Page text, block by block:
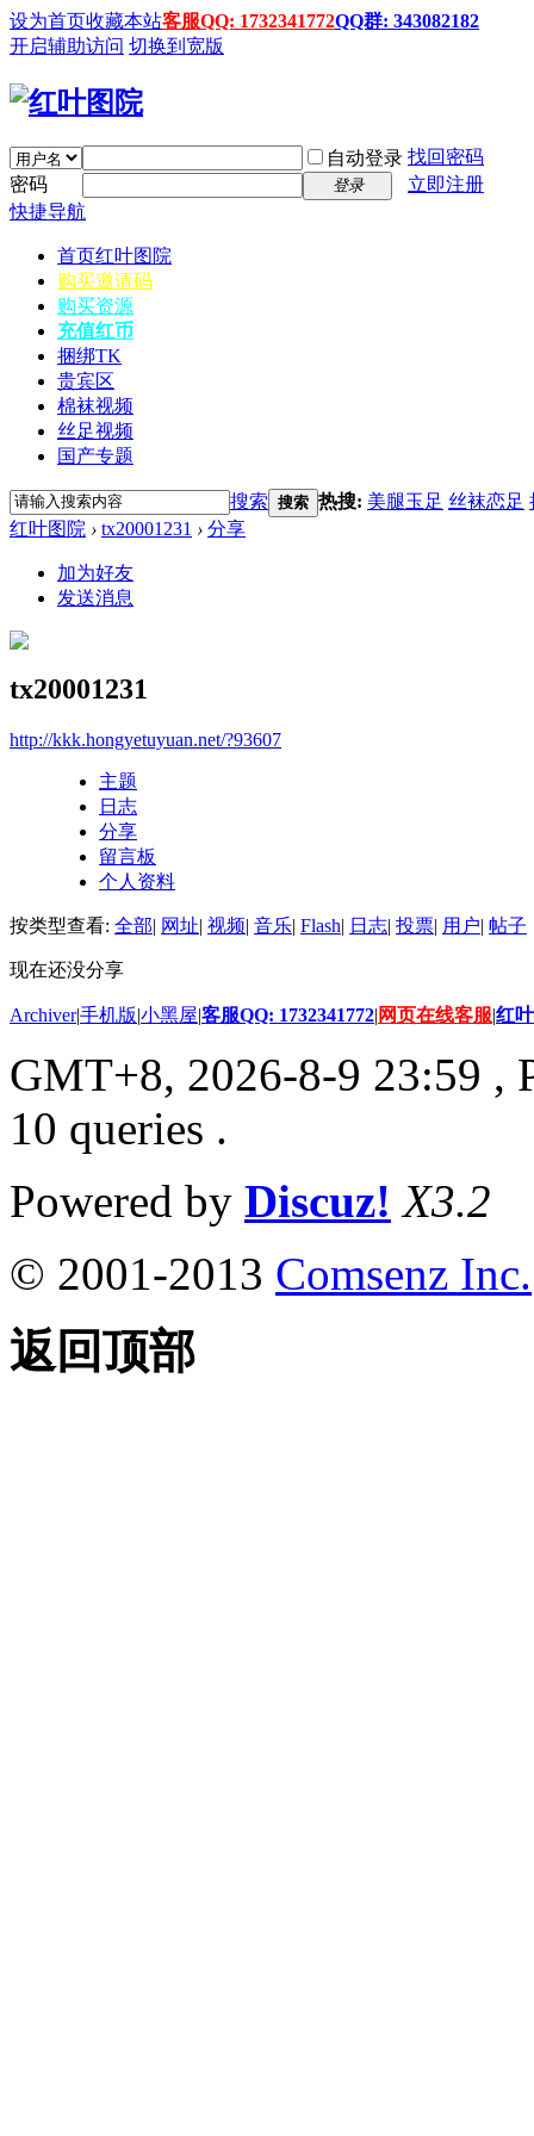
设为首页收藏本站客服QQ: 1732341772QQ群: 343082182
开启辅助访问 切换到宽版
自动登录 找回密码
密码
登录
立即注册
快捷导航
首页红叶图院
购买邀请码
购买资源
充值红币
捆绑TK
贵宾区
棉袜视频
丝足视频
国产专题
搜索 搜索 热搜: 美腿玉足 丝袜恋足
红叶图院 › tx20001231 › 分享
加为好友
发送消息
tx20001231
http://kkk.hongyetuyuan.net/?93607
主题
日志
分享
留言板
个人资料
按类型查看: 全部| 网址| 视频| 音乐| Flash| 日志| 投票| 用户| 帖子
现在还没分享
Archiver|手机版|小黑屋|客服QQ: 1732341772| 网页在线客服|红
GMT+8, 2026-8-9 23:59 ,
10 queries .
Powered by Discuz! X3.2
© 2001-2013 Comsenz Inc.
返回顶部